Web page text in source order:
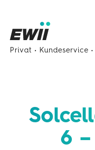
Privat Kundeservice
6